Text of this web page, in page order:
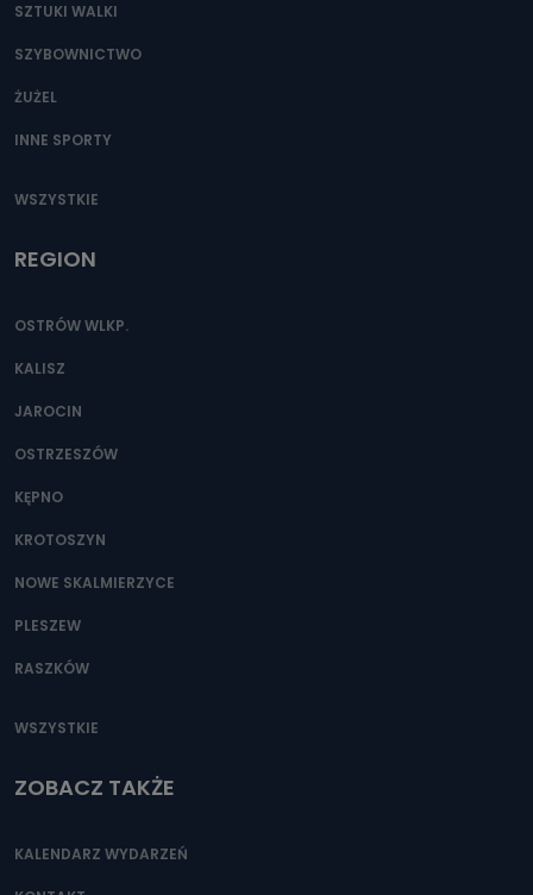
SZTUKI WALKI
SZYBOWNICTWO
ŻUŻEL
INNE SPORTY
WSZYSTKIE
REGION
OSTRÓW WLKP.
KALISZ
JAROCIN
OSTRZESZÓW
KĘPNO
KROTOSZYN
NOWE SKALMIERZYCE
PLESZEW
RASZKÓW
WSZYSTKIE
ZOBACZ TAKŻE
KALENDARZ WYDARZEŃ